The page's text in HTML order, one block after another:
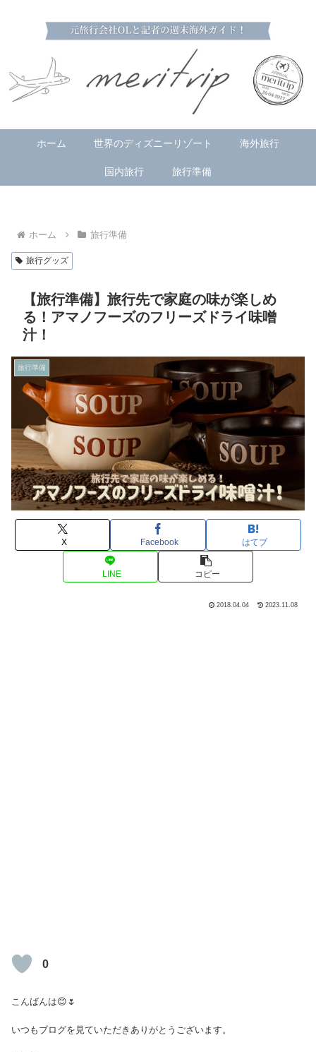
ホーム 世界のディズニーリゾート 海外旅行
国内旅行 旅行準備
ホーム 旅行準備
旅行グッズ
【旅行準備】旅行先で家庭の味が楽しめ
る！アマノフーズのフリーズドライ味噌
汁！
旅行準備
X Facebook はてブ
LINE コピー
2018.04.04 2023.11.08
0
こんばんは😊🌷
いつもブログを見ていただきありがとうございます。